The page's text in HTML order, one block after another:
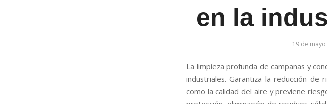
en la
19 de
La limpieza profunda de campanas y
industriales. Garantiza la reducción de
como la calidad del aire y previene